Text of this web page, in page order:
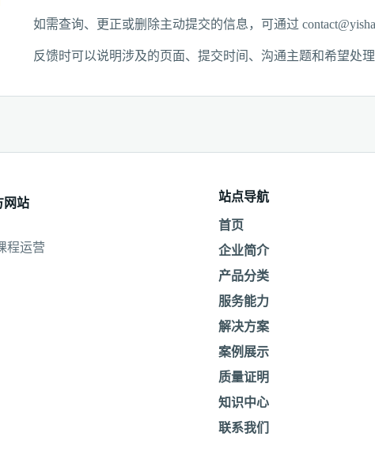
如需查询、更正或删除主动提交的信息，可通过
反馈时可以说明涉及的页面、提交时间、沟通主题和希望处
网站
程运营
站点导航
首页
企业简介
产品分类
服务能力
解决方案
案例展示
质量证明
知识中心
联系我们